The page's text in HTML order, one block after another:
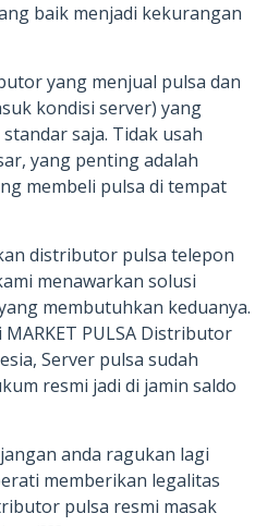
baik menjadi kekurangan
yang menjual pulsa dan
kondisi server) yang
saja. Tidak usah
yang penting adalah
membeli pulsa di tempat
distributor pulsa telepon
menawarkan solusi
membutuhkan keduanya.
PULSA Distributor
Server pulsa sudah
resmi jadi di jamin saldo
anda ragukan lagi
memberikan legalitas
pulsa resmi masak